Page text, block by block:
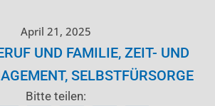
April 21, 2025
UND FAMILIE, ZEIT- UND
SELBSTFÜRSORGE
Bitte teilen: